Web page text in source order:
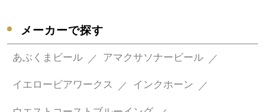
メーカーで探す
あぶくまビール アマクサソナービール
イエロービアワークス インクホーン